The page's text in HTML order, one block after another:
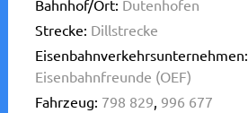
Bahnhof/Ort: Dutenhofen
Strecke: Dillstrecke
Eisenbahnverkehrsunternehmen:
Eisenbahnfreunde (OEF)
Fahrzeug: 798 829, 996 677